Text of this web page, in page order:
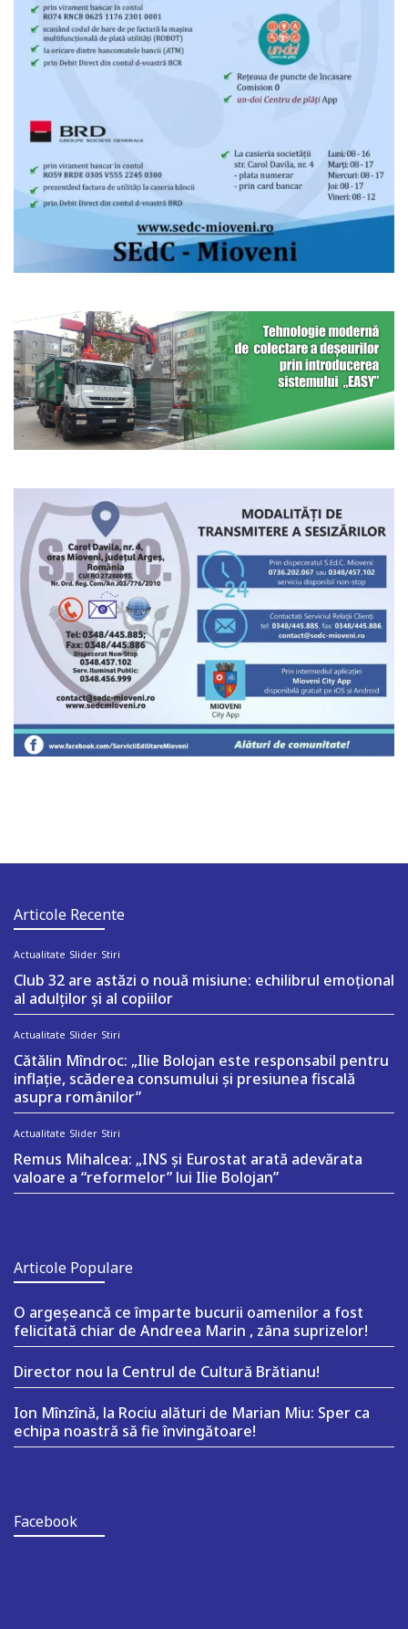
Articole Recente
Actualitate Slider Stiri
Club 32 are astăzi o nouă misiune: echilibrul emoțional
al adulților și al copiilor
Actualitate Slider Stiri
Cătălin Mîndroc: „Ilie Bolojan este responsabil pentru
inflație, scăderea consumului și presiunea fiscală
asupra românilor”
Actualitate Slider Stiri
Remus Mihalcea: „INS și Eurostat arată adevărata
valoare a “reformelor” lui Ilie Bolojan”
Articole Populare
O argeşeancă ce împarte bucurii oamenilor a fost
felicitată chiar de Andreea Marin , zâna suprizelor!
Director nou la Centrul de Cultură Brătianu!
Ion Mînzînă, la Rociu alături de Marian Miu: Sper ca
echipa noastră să fie învingătoare!
Facebook